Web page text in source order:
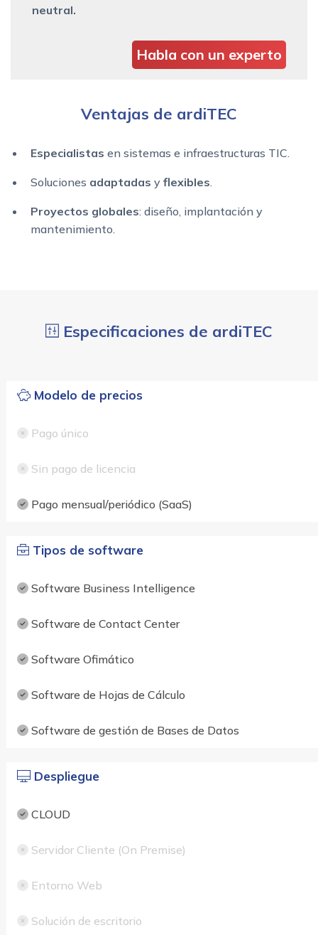
neutral.
Habla con un experto
Ventajas de ardiTEC
Especialistas en sistemas e infraestructuras TIC.
Soluciones adaptadas y flexibles
Proyectos globales: diseño, implantación y
mantenimiento.
Especificaciones de ardiTEC
Modelo de precios
Pago único
Sin pago de licencia
Pago mensual/periódico (SaaS)
Tipos de software
Software Business Intelligence
Software de Contact Center
Software Ofimático
Software de Hojas de Cálculo
Software de gestión de Bases de Datos
Despliegue
CLOUD
Servidor Cliente (On Premise)
Entorno Web
Solución de escritorio